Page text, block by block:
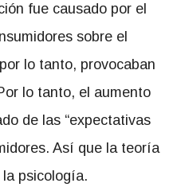
fue causado por el
sobre el
lo tanto, provocaban
lo tanto, el aumento
de las “expectativas
Así que la teoría
psicología.